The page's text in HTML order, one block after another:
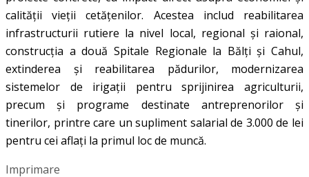
calității vieții cetățenilor. Acestea includ reabilitarea
infrastructurii rutiere la nivel local, regional și raional,
construcția a două Spitale Regionale la Bălți și Cahul,
extinderea și reabilitarea pădurilor, modernizarea
sistemelor de irigații pentru sprijinirea agriculturii,
precum și programe destinate antreprenorilor și
tinerilor, printre care un supliment salarial de 3.000 de lei
pentru cei aflați la primul loc de muncă.
Imprimare